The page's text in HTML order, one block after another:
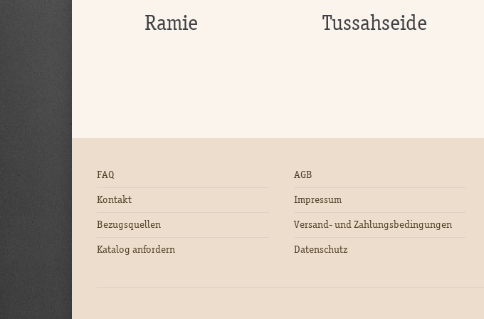
Ramie Tussahseide
FAQ
Kontakt
Bezugsquellen
Katalog anfordern
AGB
Impressum
Versand- und Zahlungsbedingungen
Datenschutz